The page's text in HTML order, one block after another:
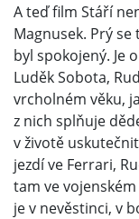
A teď film Stáří
Magnusek. Prý
byl spokojený. Je
Luděk Sobota,
vrcholném věku,
z nich splňuje
v životě
jezdí ve Ferrari,
tam ve
je v nevěstinci, v